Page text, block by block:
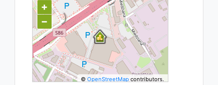
+
−
©OpenStreetMapcontributors.